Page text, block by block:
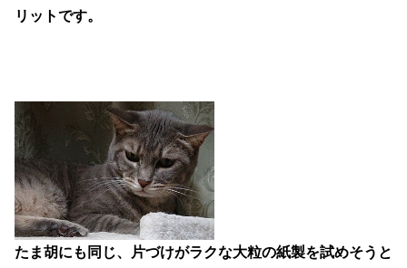
リットです。
たま胡にも同じ、片づけがラクな大粒の紙製を試めそうと